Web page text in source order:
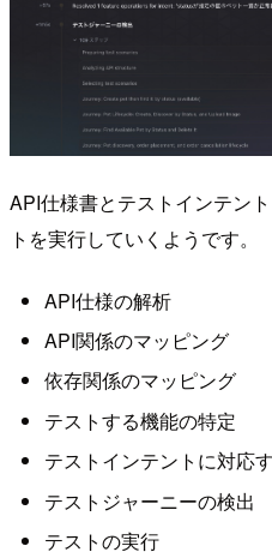
API仕様書とテストインテン
トを実行していくようです。
API仕様の解析
API関係のマッピング
依存関係のマッピング
テストする機能の特定
テストインテントに対応
テストジャーニーの検出
テストの実行